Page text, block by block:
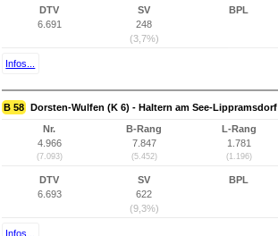
DTV
6.691
SV
248
(3,7%)
BPL
Infos...
B 58 Dorsten-Wulfen (K 6) - Haltern am See-Lippramsdorf
Nr.
4.966
(7.093)
B-Rang
7.847
(5.452)
L-Rang
1.781
(1.196)
DTV
6.693
SV
622
(9,3%)
BPL
Infos...